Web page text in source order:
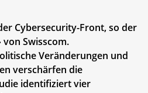
Cybersecurity-Front, so der
Swisscom.
Veränderungen und
verschärfen die
identifiziert vier